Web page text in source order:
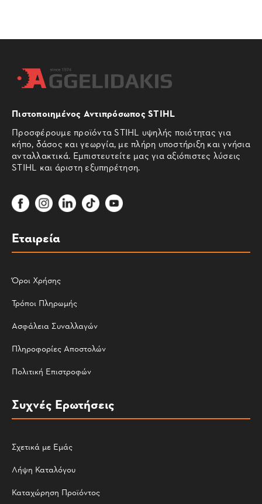
Πιστοποιημένος Αντιπρόσωπος STIHL
Προσφέρουμε προϊόντα STIHL υψηλής ποιότητας για
κήπο, δάσος και γεωργία, με πλήρη υποστήριξη και γνήσια
ανταλλακτικά. Εμπιστευτείτε μας για αξιόπιστες λύσεις
STIHL και άριστη εξυπηρέτηση.
Εταιρεία
Όροι Χρήσης
Τρόποι Πληρωμής
Ασφάλεια Συναλλαγών
Πληροφορίες Αποστολών
Πολιτική Επιστροφών
Συχνές Ερωτήσεις
Σχετικά με Εμάς
Λήψη Καταλόγου
Καταχώρηση Προϊόντος